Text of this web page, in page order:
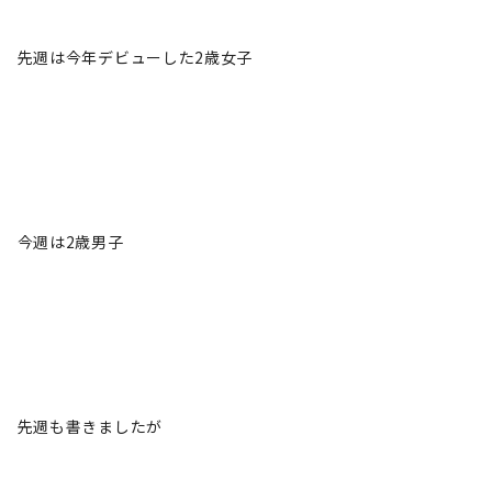
先週は今年デビューした2歳女子
今週は2歳男子
先週も書きましたが